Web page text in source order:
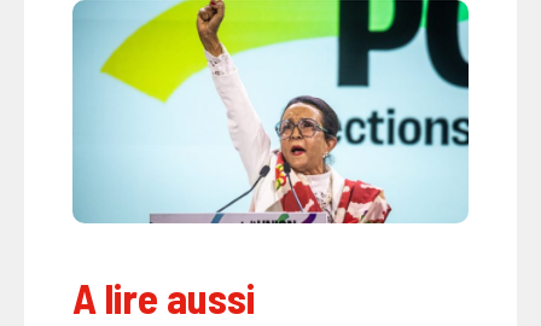
A lire aussi